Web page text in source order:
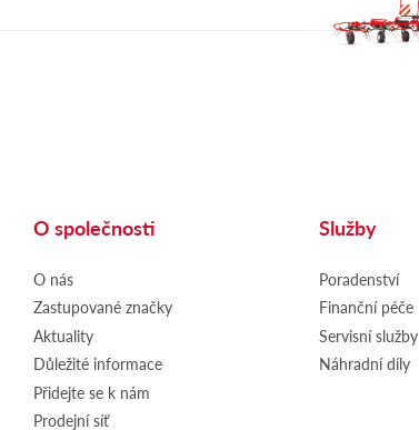
O společnosti
O nás
Zastupované značky
Aktuality
Důležité informace
Přidejte se k nám
Prodejní síť
Služby
Poradenství
Finanční péče
Servisní služby
Náhradní díly